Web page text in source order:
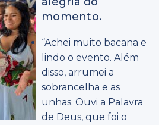
momento.
“Achei muito bacana e
lindo o evento. Além
disso, arrumei a
sobrancelha e as
unhas. Ouvi a Palavra
de Deus, que foi o